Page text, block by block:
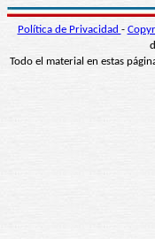
Política de Privacidad -
Todo el material en estas